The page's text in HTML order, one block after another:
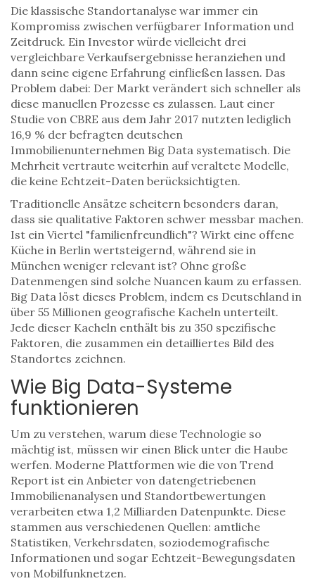
Die klassische Standortanalyse war immer ein
Kompromiss zwischen verfügbarer Information und
Zeitdruck. Ein Investor würde vielleicht drei
vergleichbare Verkaufsergebnisse heranziehen und
dann seine eigene Erfahrung einfließen lassen. Das
Problem dabei: Der Markt verändert sich schneller als
diese manuellen Prozesse es zulassen. Laut einer
Studie von CBRE aus dem Jahr 2017 nutzten lediglich
16,9 % der befragten deutschen
Immobilienunternehmen Big Data systematisch. Die
Mehrheit vertraute weiterhin auf veraltete Modelle,
die keine Echtzeit-Daten berücksichtigten.
Traditionelle Ansätze scheitern besonders daran,
dass sie qualitative Faktoren schwer messbar machen.
Ist ein Viertel "familienfreundlich"? Wirkt eine offene
Küche in Berlin wertsteigernd, während sie in
München weniger relevant ist? Ohne große
Datenmengen sind solche Nuancen kaum zu erfassen.
Big Data löst dieses Problem, indem es Deutschland in
über 55 Millionen geografische Kacheln unterteilt.
Jede dieser Kacheln enthält bis zu 350 spezifische
Faktoren, die zusammen ein detailliertes Bild des
Standortes zeichnen.
Wie Big Data-Systeme
funktionieren
Um zu verstehen, warum diese Technologie so
mächtig ist, müssen wir einen Blick unter die Haube
werfen. Moderne Plattformen wie die von Trend
Report ist ein Anbieter von datengetriebenen
Immobilienanalysen und Standortbewertungen
verarbeiten etwa 1,2 Milliarden Datenpunkte. Diese
stammen aus verschiedenen Quellen: amtliche
Statistiken, Verkehrsdaten, soziodemografische
Informationen und sogar Echtzeit-Bewegungsdaten
von Mobilfunknetzen.